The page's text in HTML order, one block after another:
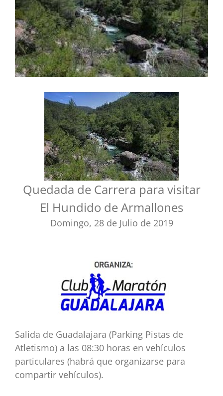
Quedada de Carrera para visitar
El Hundido de Armallones
Domingo, 28 de Julio de 2019
Salida de Guadalajara (Parking Pistas de
Atletismo) a las 08:30 horas en vehículos
particulares (habrá que organizarse para
compartir vehículos).